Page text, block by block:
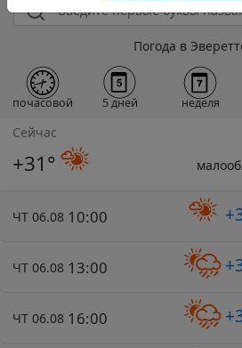
Погода в
почасовой 5 дней неделя
Сейчас
+31°
ЧТ 06.08 10:00
ЧТ 06.08 13:00
ЧТ 06.08 16:00